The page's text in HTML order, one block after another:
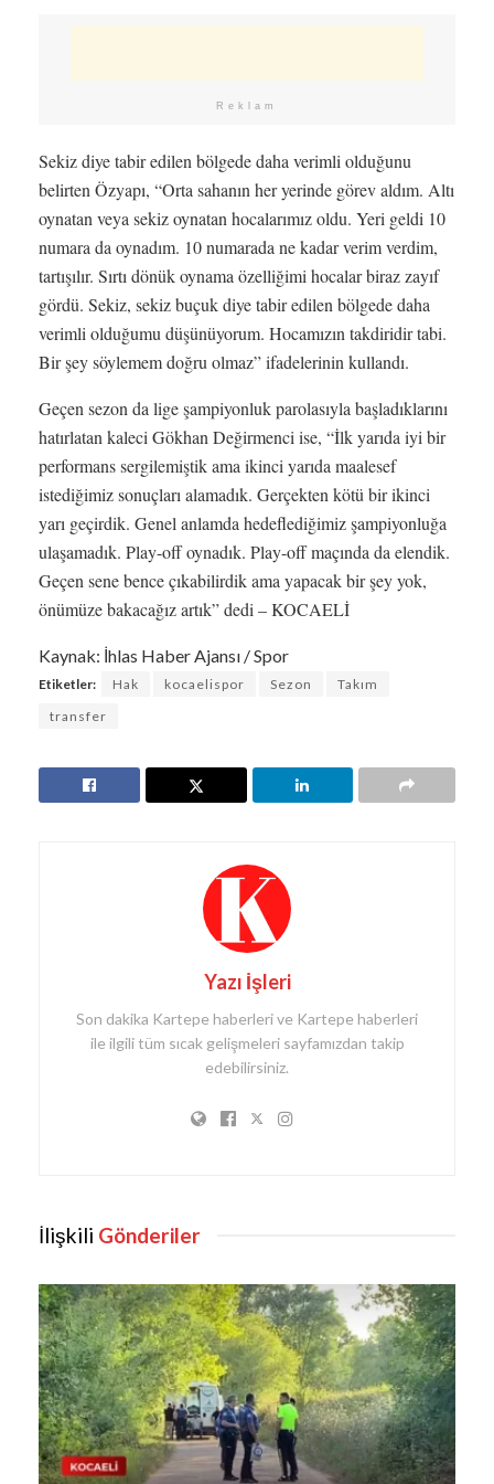
Reklam
Sekiz diye tabir edilen bölgede daha verimli olduğunu
belirten Özyapı, “Orta sahanın her yerinde görev aldım. Altı
oynatan veya sekiz oynatan hocalarımız oldu. Yeri geldi 10
numara da oynadım. 10 numarada ne kadar verim verdim,
tartışılır. Sırtı dönük oynama özelliğimi hocalar biraz zayıf
gördü. Sekiz, sekiz buçuk diye tabir edilen bölgede daha
verimli olduğumu düşünüyorum. Hocamızın takdiridir tabi.
Bir şey söylemem doğru olmaz” ifadelerinin kullandı.
Geçen sezon da lige şampiyonluk parolasıyla başladıklarını
hatırlatan kaleci Gökhan Değirmenci ise, “İlk yarıda iyi bir
performans sergilemiştik ama ikinci yarıda maalesef
istediğimiz sonuçları alamadık. Gerçekten kötü bir ikinci
yarı geçirdik. Genel anlamda hedeflediğimiz şampiyonluğa
ulaşamadık. Play-off oynadık. Play-off maçında da elendik.
Geçen sene bence çıkabilirdik ama yapacak bir şey yok,
önümüze bakacağız artık” dedi – KOCAELİ
Kaynak: İhlas Haber Ajansı / Spor
Etiketler: Hak kocaelispor Sezon
Takım
transfer
Yazı İşleri
Son dakika Kartepe haberleri ve Kartepe haberleri
ile ilgili tüm sıcak gelişmeleri sayfamızdan takip
edebilirsiniz.
İlişkili Gönderiler